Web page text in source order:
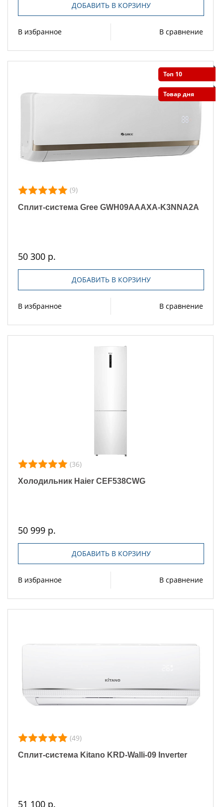
ДОБАВИТЬ В КОРЗИНУ
В избранное В сравнение
Топ 10
Товар дня
(9)
Сплит-система Gree GWH09AAAXA-K3NNA2A
50 300 р.
ДОБАВИТЬ В КОРЗИНУ
В избранное В сравнение
(36)
Холодильник Haier CEF538CWG
50 999 р.
ДОБАВИТЬ В КОРЗИНУ
В избранное В сравнение
(49)
Сплит-система Kitano KRD-Walli-09 Inverter
51 100 р.